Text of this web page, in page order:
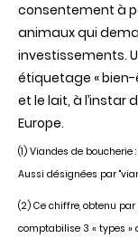
consentement à
animaux qui
investissements.
étiquetage « bien-
et le lait, à l’instar
Europe.
(1) Viandes de boucherie
Aussi désignées par
(2) Ce chiffre, obtenu
comptabilise 3 « types »